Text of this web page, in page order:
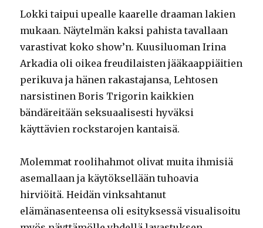
Lokki taipui upealle kaarelle draaman lakien
mukaan. Näytelmän kaksi pahista tavallaan
varastivat koko show’n. Kuusiluoman Irina
Arkadia oli oikea freudilaisten jääkaappiäitien
perikuva ja hänen rakastajansa, Lehtosen
narsistinen Boris Trigorin kaikkien
bändäreitään seksuaalisesti hyväksi
käyttävien rockstarojen kantaisä.
Molemmat roolihahmot olivat muita ihmisiä
asemallaan ja käytöksellään tuhoavia
hirviöitä. Heidän vinksahtanut
elämänasenteensa oli esityksessä visualisoitu